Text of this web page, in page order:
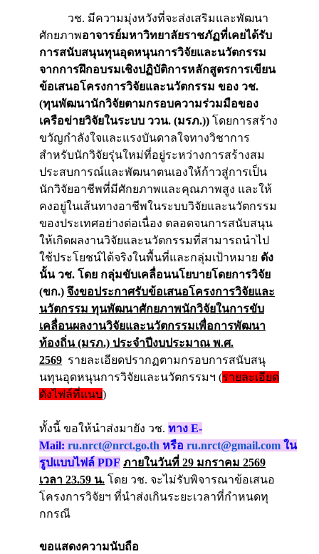
วช. มีความมุ่งหวังที่จะส่งเสริมและพัฒนา
ศักยภาพอาจารย์มหาวิทยาลัยราชภัฏที่เคยได้รับ
การสนับสนุนทุนอุดหนุนการวิจัยและนวัตกรรม
จากการฝึกอบรมเชิงปฏิบัติการหลักสูตรการเขียน
ข้อเสนอโครงการวิจัยและนวัตกรรม ของ วช.
(ทุนพัฒนานักวิจัยตามกรอบความร่วมมือของ
เครือข่ายวิจัยในระบบ ววน. (มรภ.)) โดยการสร้าง
ขวัญกำลังใจและแรงบันดาลใจทางวิชาการ
สำหรับนักวิจัยรุ่นใหม่ที่อยู่ระหว่างการสร้างสม
ประสบการณ์และพัฒนาตนเองให้ก้าวสู่การเป็น
นักวิจัยอาชีพที่มีศักยภาพและคุณภาพสูง และให้
คงอยู่ในเส้นทางอาชีพในระบบวิจัยและนวัตกรรม
ของประเทศอย่างต่อเนื่อง ตลอดจนการสนับสนุน
ให้เกิดผลงานวิจัยและนวัตกรรมที่สามารถนำไป
ใช้ประโยชน์ได้จริงในพื้นที่และกลุ่มเป้าหมาย ดัง
นั้น วช. โดย กลุ่มขับเคลื่อนนโยบายโดยการวิจัย
(ขก.) จึงขอประกาศรับข้อเสนอโครงการวิจัยและ
นวัตกรรม ทุนพัฒนาศักยภาพนักวิจัยในการขับ
เคลื่อนผลงานวิจัยและนวัตกรรมเพื่อการพัฒนา
ท้องถิ่น (มรภ.) ประจำปีงบประมาณ พ.ศ.
2569 รายละเอียดปรากฏตามกรอบการสนับสนุ
นทุนอุดหนุนการวิจัยและนวัตกรรมฯ (รายละเอียด
ดังไฟล์ที่แนบ)
ทั้งนี้ ขอให้นำส่งมายัง วช. ทาง E-
Mail: ru.nrct@nrct.go.th หรือ ru.nrct@gmail.com ใน
รูปแบบไฟล์ PDF ภายในวันที่ 29 มกราคม 2569
เวลา 23.59 น. โดย วช. จะไม่รับพิจารณาข้อเสนอ
โครงการวิจัยฯ ที่นำส่งเกินระยะเวลาที่กำหนดทุ
กกรณี
ขอแสดงความนับถือ